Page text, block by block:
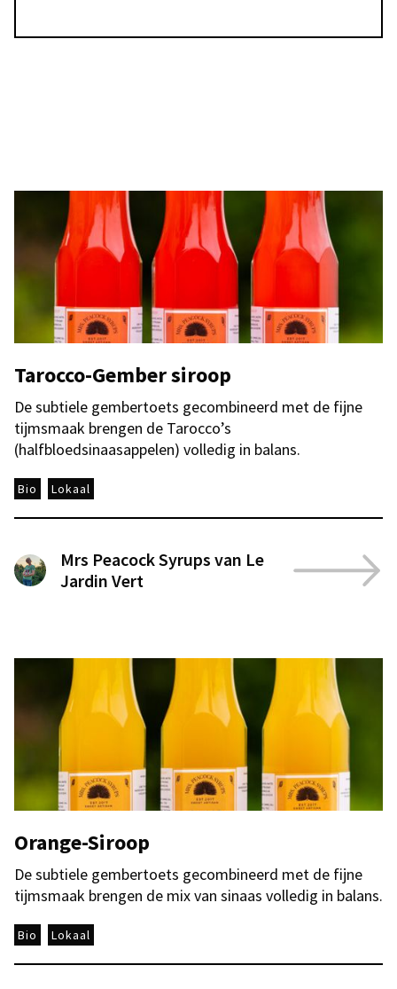
Tarocco-Gember siroop
De subtiele gembertoets gecombineerd met de fijne
tijmsmaak brengen de Tarocco’s
(halfbloedsinaasappelen) volledig in balans.
Bio Lokaal
Mrs Peacock Syrups van Le
Jardin Vert
Orange-Siroop
De subtiele gembertoets gecombineerd met de fijne
tijmsmaak brengen de mix van sinaas volledig in balans.
Bio Lokaal